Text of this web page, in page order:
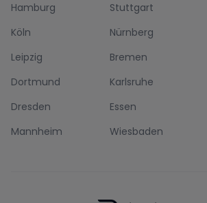
Hamburg
Stuttgart
Köln
Nürnberg
Leipzig
Bremen
Dortmund
Karlsruhe
Dresden
Essen
Mannheim
Wiesbaden